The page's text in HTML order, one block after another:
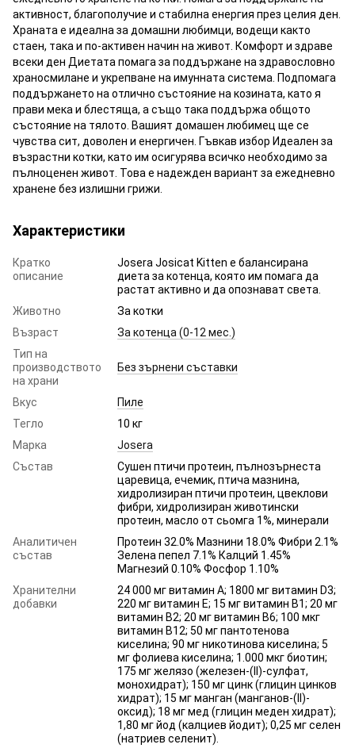
активност, благополучие и стабилна енергия през целия ден.
Храната е идеална за домашни любимци, водещи както
стаен, така и по-активен начин на живот. Комфорт и здраве
всеки ден Диетата помага за поддържане на здравословно
храносмилане и укрепване на имунната система. Подпомага
поддържането на отлично състояние на козината, като я
прави мека и блестяща, а също така поддържа общото
състояние на тялото. Вашият домашен любимец ще се
чувства сит, доволен и енергичен. Гъвкав избор Идеален за
възрастни котки, като им осигурява всичко необходимо за
пълноценен живот. Това е надежден вариант за ежедневно
хранене без излишни грижи.
Характеристики
Кратко
описание
Josera Josicat Kitten е балансирана
диета за котенца, която им помага да
растат активно и да опознават света.
Животно
За котки
Възраст
За котенца (0-12 мес.)
Тип на
производството
на храни
Без зърнени съставки
Вкус
Пиле
Тегло
10 кг
Марка
Josera
Състав
Сушен птичи протеин, пълнозърнеста
царевица, ечемик, птича мазнина,
хидролизиран птичи протеин, цвеклови
фибри, хидролизиран животински
протеин, масло от сьомга 1%, минерали
Аналитичен
състав
Протеин 32.0% Мазнини 18.0% Фибри 2.1%
Зелена пепел 7.1% Калций 1.45%
Магнезий 0.10% Фосфор 1.10%
Хранителни
добавки
24 000 мг витамин А; 1800 мг витамин D3;
220 мг витамин Е; 15 мг витамин B1; 20 мг
витамин B2; 20 мг витамин B6; 100 мкг
витамин B12; 50 мг пантотенова
киселина; 90 мг никотинова киселина; 5
мг фолиева киселина; 1.000 мкг биотин;
175 мг желязо (железен-(II)-сулфат,
монохидрат); 150 мг цинк (глицин цинков
хидрат); 15 мг манган (манганов-(II)-
оксид); 18 мг мед (глицин меден хидрат);
1,80 мг йод (калциев йодит); 0,25 мг селен
(натриев селенит).